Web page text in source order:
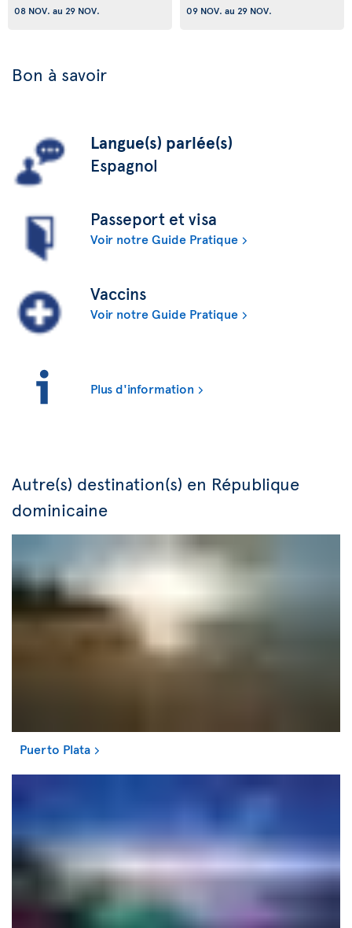
08 NOV. au 29 NOV.
09 NOV. au 29 NOV.
Bon à savoir
Langue(s) parlée(s)
Espagnol
Passeport et visa
Voir notre Guide Pratique
Vaccins
Voir notre Guide Pratique
Plus d'information
Autre(s) destination(s) en République
dominicaine
Puerto Plata